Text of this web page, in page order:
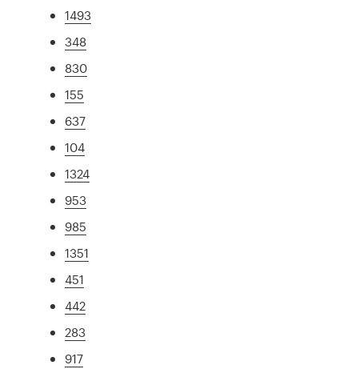
1493
348
830
155
637
104
1324
953
985
1351
451
442
283
917